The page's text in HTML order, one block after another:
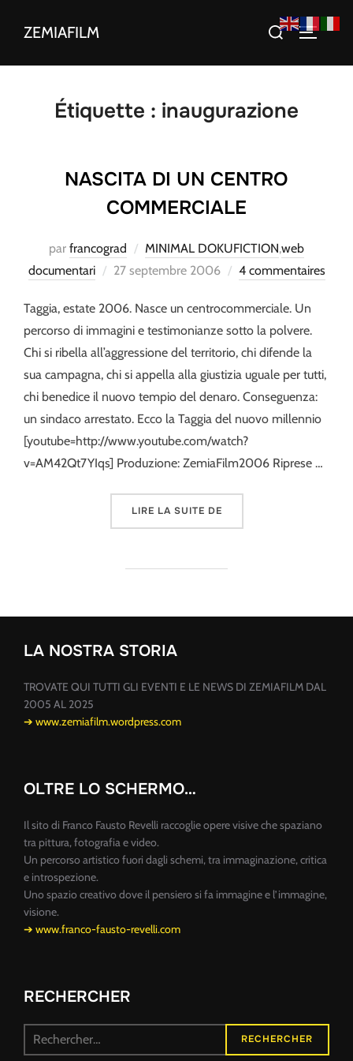
ZEMIAFILM Rechercher :
Étiquette : inaugurazione
NASCITA DI UN CENTRO
COMMERCIALE
par francograd MINIMAL DOKUFICTION,web
documentari
Publié
27 septembre 2006 4 commentaires
Taggia, estate 2006. Nasce un centrocommerciale. Un
percorso di immagini e testimonianze sotto la polvere.
Chi si ribella all’aggressione del territorio, chi difende la
sua campagna, chi si appella alla giustizia uguale per tutti,
chi benedice il nuovo tempio del denaro. Conseguenza:
un sindaco arrestato. Ecco la Taggia del nuovo millennio
[youtube=http://www.youtube.com/watch?
v=AM42Qt7YIqs] Produzione: ZemiaFilm2006 Riprese …
LIRE LA SUITE DE« NASCITA DI UN
LA NOSTRA STORIA
TROVATE QUI TUTTI GLI EVENTI E LE NEWS DI ZEMIAFILM DAL
2005 AL 2025
➔ www.zemiafilm.wordpress.com
OLTRE LO SCHERMO…
Il sito di Franco Fausto Revelli raccoglie opere visive che spaziano
tra pittura, fotografia e video.
Un percorso artistico fuori dagli schemi, tra immaginazione, critica
e introspezione.
Uno spazio creativo dove il pensiero si fa immagine e l’immagine,
visione.
➔ www.franco-fausto-revelli.com
RECHERCHER
Recherche
RECHERCHER